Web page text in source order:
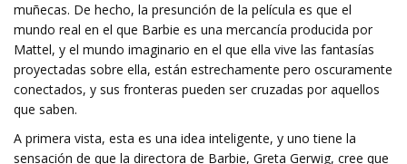
muñecas. De hecho, la presunción de la película es que el
mundo real en el que Barbie es una mercancía producida por
Mattel, y el mundo imaginario en el que ella vive las fantasías
proyectadas sobre ella, están estrechamente pero oscuramente
conectados, y sus fronteras pueden ser cruzadas por aquellos
que saben.
A primera vista, esta es una idea inteligente, y uno tiene la
sensación de que la directora de Barbie, Greta Gerwig, cree que